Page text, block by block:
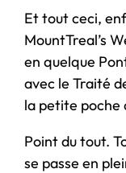
Et tout ceci,
MountTreal’s
en quelque
avec le Traité
la petite poche
Point du tout.
se passe en